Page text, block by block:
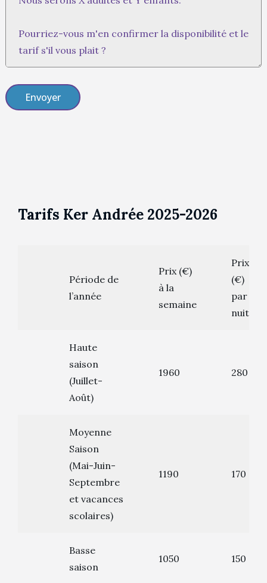
Tarifs Ker Andrée 2025-2026
Période de
l’année
Prix (€)
à la
semaine
Prix
(€)
par
nuit
Haute
saison
(Juillet-
Août)
1960 280
Moyenne
Saison
(Mai-Juin-
Septembre
et vacances
scolaires)
1190 170
Basse
saison
1050 150